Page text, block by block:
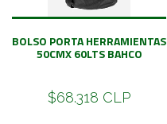
BOLSO PORTA HERRAMIENTAS
50CMX 60LTS BAHCO
$68.318 CLP